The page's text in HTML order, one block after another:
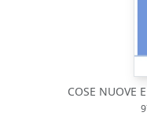
COSE NUOVE